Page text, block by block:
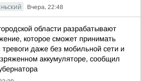
Вчера, 22:48
области разрабатывают
которое сможет принимать
тревоги даже без мобильной сети и
аккумуляторе, сообщил